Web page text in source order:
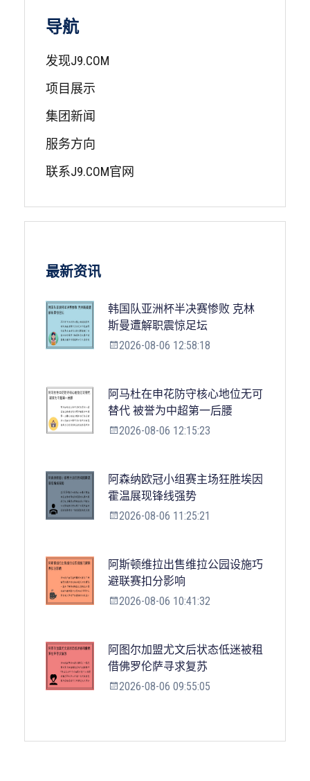
导航
发现J9.COM
项目展示
集团新闻
服务方向
联系J9.COM官网
最新资讯
韩国队亚洲杯半决赛惨败 克林
斯曼遭解职震惊足坛
2026-08-06 12:58:18
阿马杜在申花防守核心地位无可
替代 被誉为中超第一后腰
2026-08-06 12:15:23
阿森纳欧冠小组赛主场狂胜埃因
霍温展现锋线强势
2026-08-06 11:25:21
阿斯顿维拉出售维拉公园设施巧
避联赛扣分影响
2026-08-06 10:41:32
阿图尔加盟尤文后状态低迷被租
借佛罗伦萨寻求复苏
2026-08-06 09:55:05